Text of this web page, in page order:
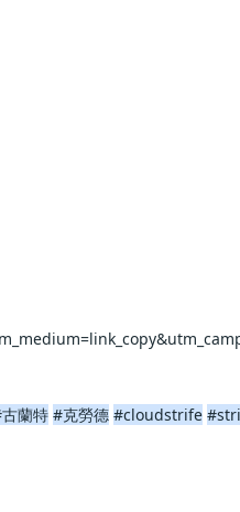
蘭特 #克勞德 #cloudstrife